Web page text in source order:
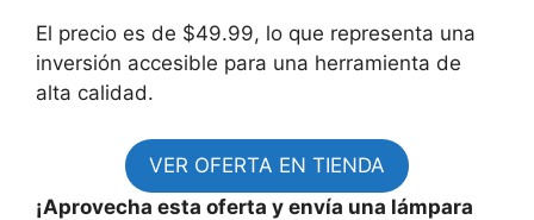
El precio es de $49.99, lo que representa una
inversión accesible para una herramienta de
alta calidad.
VER OFERTA EN TIENDA
¡Aprovecha esta oferta y envía una lámpara